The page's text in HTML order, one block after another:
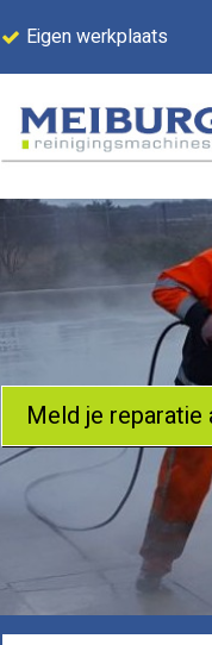
Eigen werkplaats
Meld je reparatie